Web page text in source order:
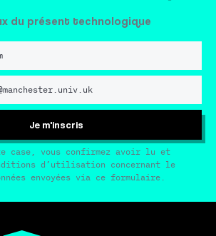
du présent technologique
Je m'inscris
case, vous confirmez avoir lu et
d’utilisation concernant le
envoyées via ce formulaire.